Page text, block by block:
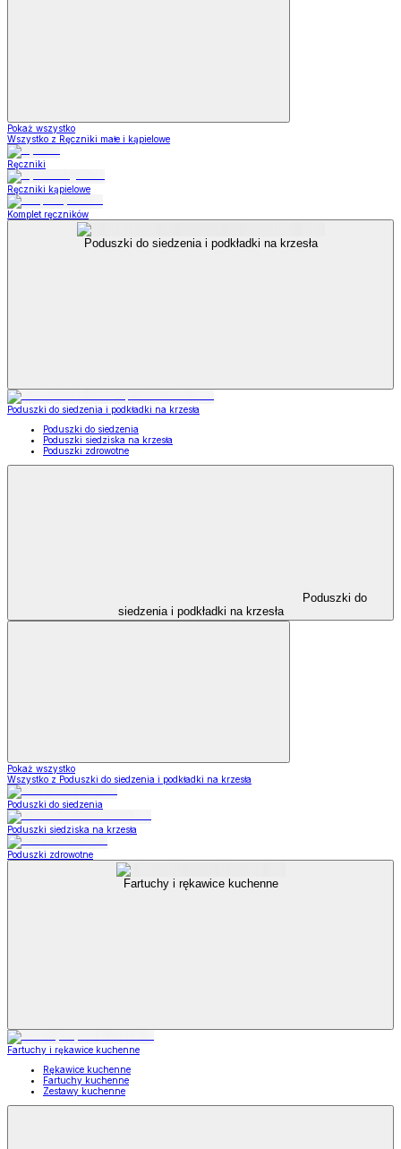
Pokaż wszystko
Wszystko z Ręczniki małe i kąpielowe
Ręczniki
Ręczniki kąpielowe
Komplet ręczników
Poduszki do siedzenia i podkładki na krzesła
Poduszki do siedzenia i podkładki na krzesła
Poduszki do siedzenia
Poduszki siedziska na krzesła
Poduszki zdrowotne
Poduszki do
siedzenia i podkładki na krzesła
Pokaż wszystko
Wszystko z Poduszki do siedzenia i podkładki na krzesła
Poduszki do siedzenia
Poduszki siedziska na krzesła
Poduszki zdrowotne
Fartuchy i rękawice kuchenne
Fartuchy i rękawice kuchenne
Rękawice kuchenne
Fartuchy kuchenne
Zestawy kuchenne